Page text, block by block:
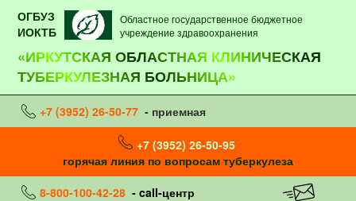
ОГБУЗ
ИОКТБ
Областное государственное бюджетное
учреждение здравоохранения
«ИРКУТСКАЯ ОБЛАСТНАЯ КЛИНИЧЕСКАЯ
ТУБЕРКУЛЕЗНАЯ БОЛЬНИЦА»
+7 (3952) 26-50-77 - приемная
+7 (3952) 26-50-95
горячая линия по вопросам туберкулеза
8-800-100-42-28 - call-центр